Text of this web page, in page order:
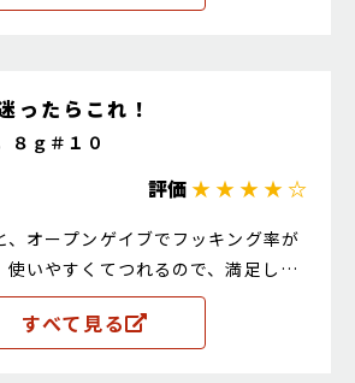
ったらこれ！
８ｇ＃１０
評価★ ★ ★ ★ ☆
、オープンゲイブでフッキング率が
使いやすくてつれるので、満足して
すべて見る